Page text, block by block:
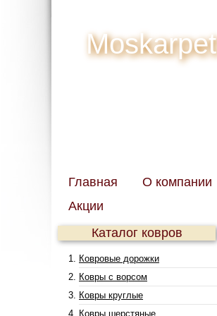
Главная О компании
Акции
Каталог ковров
Ковровые дорожки
Ковры с ворсом
Ковры круглые
Ковры шерстяные